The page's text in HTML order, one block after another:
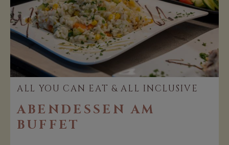
ALL YOU CAN EAT & ALL INCLUSIVE
ABENDESSEN AM
BUFFET